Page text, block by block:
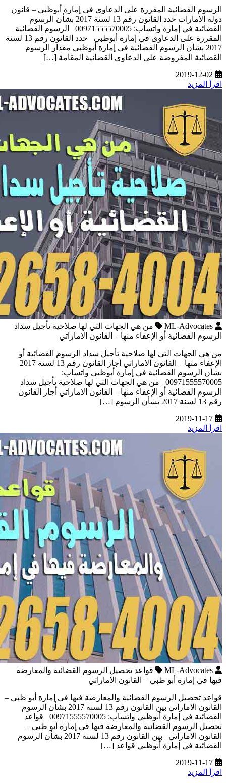
الرسوم القضائية المقررة على الدعاوى في إمارة أبوظبي – قانون
دولة الامارات حدد القانون رقم 13 لسنة 2017 بشأن الرسوم
القضائية في إمارة واتساب: 00971555570005 الرسوم القضائية
المقررة على الدعاوى في إمارة أبوظبي حدد القانون رقم 13 لسنة
2017 بشأن الرسوم القضائية في إمارة أبوظبي مقدار الرسوم
القضائية المفروضة على الدعاوى القضائية المقامة […]
2019-12-02
اقرأ المزيد
ML-Advocates
من هي الجهات التي لها صلاحية تأجيل سداد
الرسوم القضائية أو الإعفاء منها – القانون الاماراتي
من هي الجهات التي لها صلاحية تأجيل سداد الرسوم القضائية أو
الإعفاء منها – القانون الاماراتي أجاز القانون رقم 13 لسنة 2017
بشأن الرسوم القضائية في إمارة أبوظبي واتساب:
00971555570005 من هي الجهات التي لها صلاحية تأجيل سداد
الرسوم القضائية أو الإعفاء منها – القانون الاماراتي أجاز القانون
رقم 13 لسنة 2017 بشأن الرسوم […]
2019-11-17
اقرأ المزيد
ML-Advocates
قواعد تحصيل الرسوم القضائية والمعارضة
فيها في إمارة أبو ظبي – القانون الاماراتي
قواعد تحصيل الرسوم القضائية والمعارضة فيها في إمارة أبو ظبي –
القانون الاماراتي بين القانون رقم 13 لسنة 2017 بشأن الرسوم
القضائية في إمارة أبوظبي واتساب: 00971555570005 قواعد
تحصيل الرسوم القضائية والمعارضة فيها في إمارة أبو ظبي –
القانون الاماراتي بين القانون رقم 13 لسنة 2017 بشأن الرسوم
القضائية في إمارة أبوظبي قواعد […]
2019-11-17
اقرأ المزيد